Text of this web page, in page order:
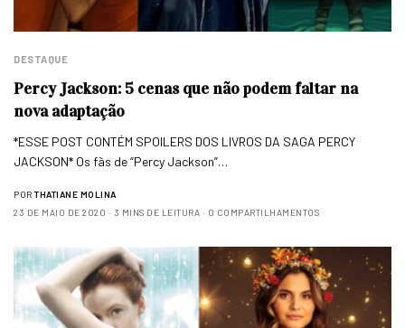
DESTAQUE
Percy Jackson: 5 cenas que não podem faltar na
nova adaptação
*ESSE POST CONTÉM SPOILERS DOS LIVROS DA SAGA PERCY
JACKSON* Os fãs de “Percy Jackson”…
POR THATIANE MOLINA
23 DE MAIO DE 2020
3 MINS DE LEITURA 0 COMPARTILHAMENTOS